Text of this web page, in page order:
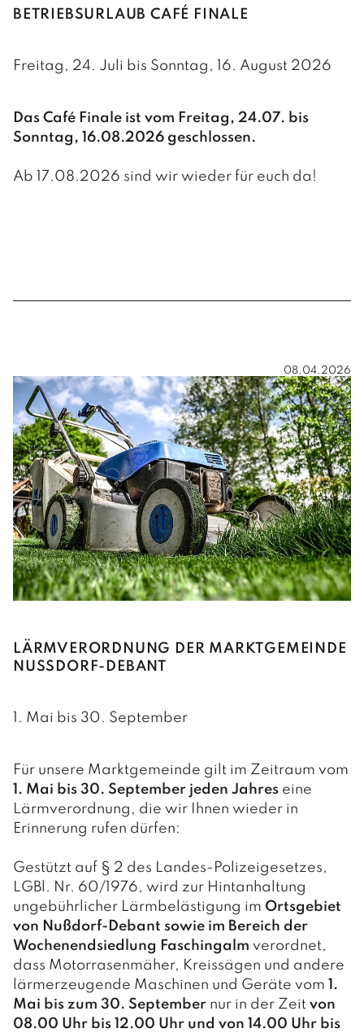
BETRIEBSURLAUB CAFÉ FINALE
Freitag, 24. Juli bis Sonntag, 16. August 2026
Das Café Finale ist vom Freitag, 24.07. bis
Sonntag, 16.08.2026 geschlossen.
Ab 17.08.2026 sind wir wieder für euch da!
LÄRMVERORDNUNG DER MARKTGEMEINDE
NUSSDORF-DEBANT
1. Mai bis 30. September
Für unsere Marktgemeinde gilt im Zeitraum vom
1. Mai bis 30. September jeden Jahres eine
Lärmverordnung, die wir Ihnen wieder in
Erinnerung rufen dürfen:
Gestützt auf § 2 des Landes-Polizeigesetzes,
LGBl. Nr. 60/1976, wird zur Hintanhaltung
ungebührlicher Lärmbelästigung im Ortsgebiet
von Nußdorf-Debant sowie im Bereich der
Wochenendsiedlung Fasching­alm verordnet,
dass Motorrasenmäher, Kreissägen und andere
lärmerzeugende Maschinen und Geräte vom 1.
Mai bis zum 30. September nur in der Zeit von
08.00 Uhr bis 12.00 Uhr und von 14.00 Uhr bis
08.04.2026